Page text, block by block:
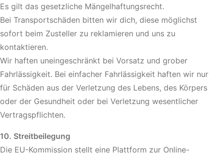
Es gilt das gesetzliche Mängelhaftungsrecht.
Bei Transportschäden bitten wir dich, diese möglichst
sofort beim Zusteller zu reklamieren und uns zu
kontaktieren.
Wir haften uneingeschränkt bei Vorsatz und grober
Fahrlässigkeit. Bei einfacher Fahrlässigkeit haften wir nur
für Schäden aus der Verletzung des Lebens, des Körpers
oder der Gesundheit oder bei Verletzung wesentlicher
Vertragspflichten.
10. Streitbeilegung
Die EU-Kommission stellt eine Plattform zur Online-